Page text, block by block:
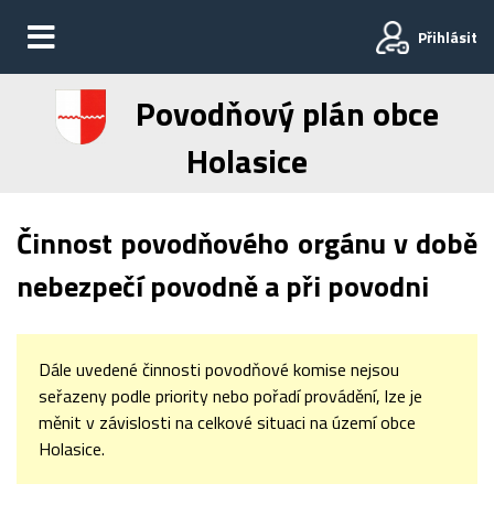
Přihlásit
Povodňový plán obce
Holasice
Činnost povodňového orgánu v době
nebezpečí povodně a při povodni
Dále uvedené činnosti povodňové komise nejsou
seřazeny podle priority nebo pořadí provádění, lze je
měnit v závislosti na celkové situaci na území obce
Holasice.